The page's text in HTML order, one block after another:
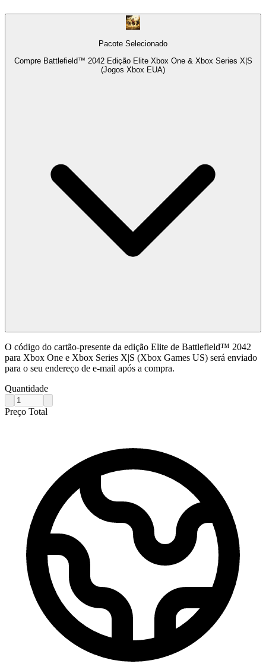
Pacote Selecionado
Compre Battlefield™ 2042 Edição Elite Xbox One & Xbox Series X|S
(Jogos Xbox EUA)
O código do cartão-presente da edição Elite de Battlefield™ 2042
para Xbox One e Xbox Series X|S (Xbox Games US) será enviado
para o seu endereço de e-mail após a compra.
Quantidade
Preço Total